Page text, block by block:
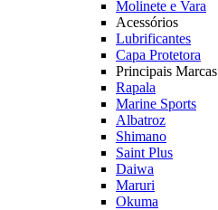
Molinete e Vara
Acessórios
Lubrificantes
Capa Protetora
Principais Marcas
Rapala
Marine Sports
Albatroz
Shimano
Saint Plus
Daiwa
Maruri
Okuma